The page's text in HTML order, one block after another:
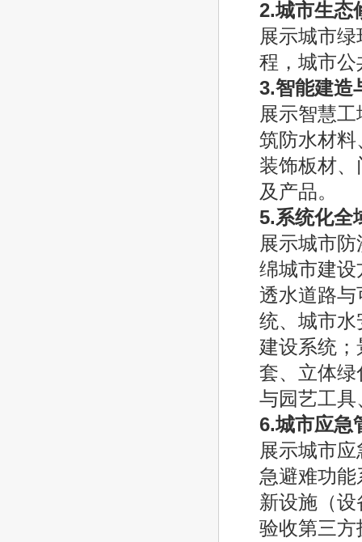
2.城市生态
展示城市
程，城市
3.智能建造
展示智慧
筑防水材
装饰板材
及产品。
5.系统化全
展示城市
绵城市建
透水道路
统、城市
建设系统
套、立体
与园艺工
6.城市应急
展示城市
急避难功
新设施（
验收第三